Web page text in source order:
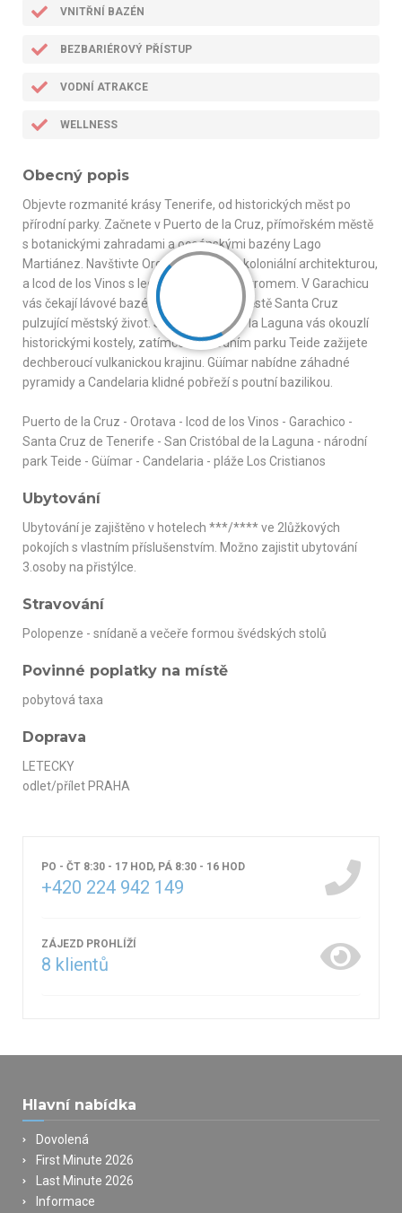
VNITŘNÍ BAZÉN
BEZBARIÉROVÝ PŘÍSTUP
VODNÍ ATRAKCE
WELLNESS
Obecný popis
Objevte rozmanité krásy Tenerife, od historických měst po
přírodní parky. Začnete v Puerto de la Cruz, přímořském městě
s botanickými zahradami a oceánskými bazény Lago
Martiánez. Navštivte Orotavu, známou koloniální architekturou,
a Icod de los Vinos s legendárním Dračí stromem. V Garachicu
vás čekají lávové bazénky a v hlavním městě Santa Cruz
pulzující městský život. San Cristóbal de la Laguna vás okouzlí
historickými kostely, zatímco v národním parku Teide zažijete
dechberoucí vulkanickou krajinu. Güímar nabídne záhadné
pyramidy a Candelaria klidné pobřeží s poutní bazilikou.
Puerto de la Cruz - Orotava - Icod de los Vinos - Garachico -
Santa Cruz de Tenerife - San Cristóbal de la Laguna - národní
park Teide - Güímar - Candelaria - pláže Los Cristianos
Ubytování
Ubytování je zajištěno v hotelech ***/**** ve 2lůžkových
pokojích s vlastním příslušenstvím. Možno zajistit ubytování
3.osoby na přistýlce.
Stravování
Polopenze - snídaně a večeře formou švédských stolů
Povinné poplatky na místě
pobytová taxa
Doprava
LETECKY
odlet/přílet PRAHA
PO - ČT 8:30 - 17 HOD, PÁ 8:30 - 16 HOD
+420 224 942 149
ZÁJEZD PROHLÍŽÍ
8 klientů
Hlavní nabídka
Dovolená
First Minute 2026
Last Minute 2026
Informace